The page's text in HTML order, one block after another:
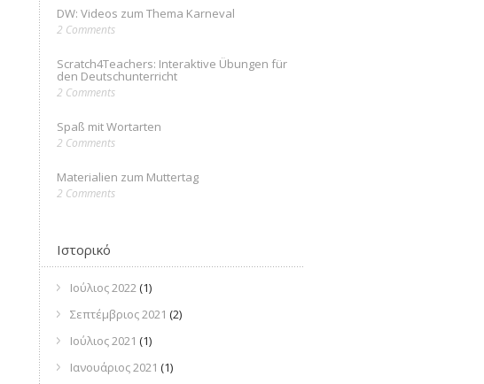
DW: Videos zum Thema Karneval
2 Comments
Scratch4Teachers: Interaktive Übungen für
den Deutschunterricht
2 Comments
Spaß mit Wortarten
2 Comments
Materialien zum Muttertag
2 Comments
Ιστορικό
Ιούλιος 2022(1)
Σεπτέμβριος 2021 (2)
Ιούλιος 2021 (1)
Ιανουάριος 2021 (1)